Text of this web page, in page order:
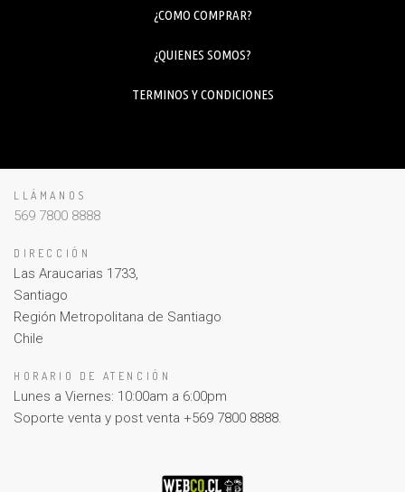
¿COMO COMPRAR?
¿QUIENES SOMOS?
TERMINOS Y CONDICIONES
LLÁMANOS
569 7800 8888
DIRECCIÓN
Las Araucarias 1733,
Santiago
Región Metropolitana de Santiago
Chile
HORARIO DE ATENCIÓN
Lunes a Viernes: 10:00am a 6:00pm
Soporte venta y post venta +569 7800 8888.